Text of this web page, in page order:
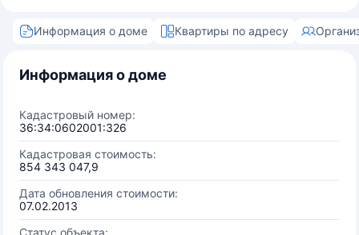
Информация о доме Квартиры по адресу
Информация о доме
Кадастровый номер:
36:34:0602001:326
Кадастровая стоимость:
854 343 047,9
Дата обновления стоимости:
07.02.2013
Статус объекта: